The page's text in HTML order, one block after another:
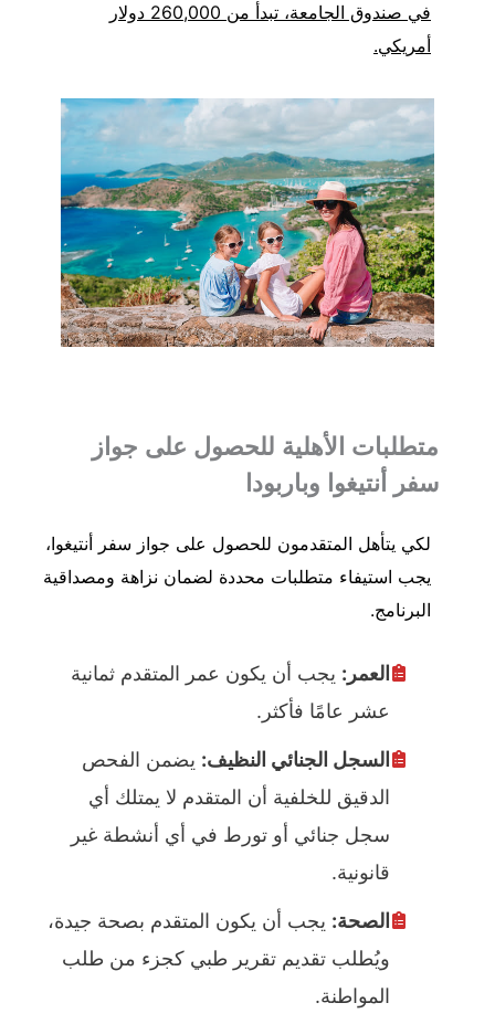
في صندوق الجامعة، تبدأ من 260,000 دولار
أمريكي.
متطلبات الأهلية للحصول على جواز
سفر أنتيغوا وباربودا
لكي يتأهل المتقدمون للحصول على جواز سفر أنتيغوا،
يجب استيفاء متطلبات محددة لضمان نزاهة ومصداقية
البرنامج.
العمر: يجب أن يكون عمر المتقدم ثمانية
عشر عامًا فأكثر.
السجل الجنائي النظيف: يضمن الفحص
الدقيق للخلفية أن المتقدم لا يمتلك أي
سجل جنائي أو تورط في أي أنشطة غير
قانونية.
الصحة: يجب أن يكون المتقدم بصحة جيدة،
ويُطلب تقديم تقرير طبي كجزء من طلب
المواطنة.